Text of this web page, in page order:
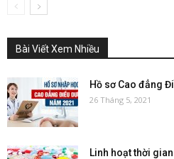
Bài Viết Xem Nhiều
Hồ sơ Cao đẳng
26 Tháng 5, 2021
Linh hoạt thời